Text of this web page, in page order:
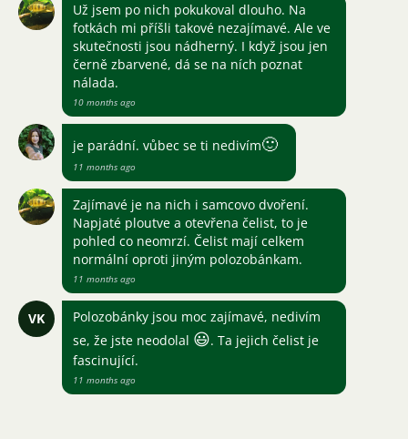
Už jsem po nich pokukoval dlouho. Na
fotkách mi příšli takové nezajímavé. Ale ve
skutečnosti jsou nádherný. I když jsou jen
černě zbarvené, dá se na ních poznat
nálada.
10 months ago
je parádní. vůbec se ti nedivím🙂
11 months ago
Zajímavé je na nich i samcovo dvoření.
Napjaté ploutve a otevřena čelist, to je
pohled co neomrzí. Čelist mají celkem
normální oproti jiným polozobánkam.
11 months ago
VK
Polozobánky jsou moc zajímavé, nedivím
se, že jste neodolal 😃. Ta jejich čelist je
fascinující.
11 months ago